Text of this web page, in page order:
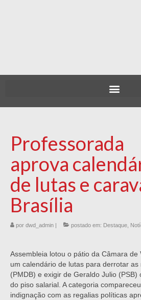
Professorada
aprova
de lutas e
Brasília
por dwd_admin | postado em: Destaque
Assembleia lotou o pátio da Câmara de
um calendário de lutas para derrotar as
(PMDB) e exigir de Geraldo Julio
do piso salarial. A categoria
indignação com as regalias políticas